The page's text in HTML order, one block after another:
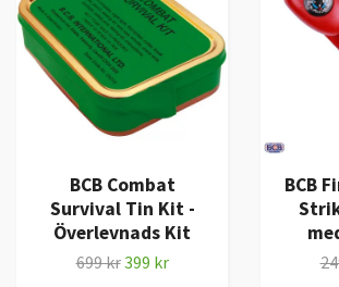
BCB Combat
Survival Tin Kit -
Överlevnads Kit
699 kr399 kr
BCB